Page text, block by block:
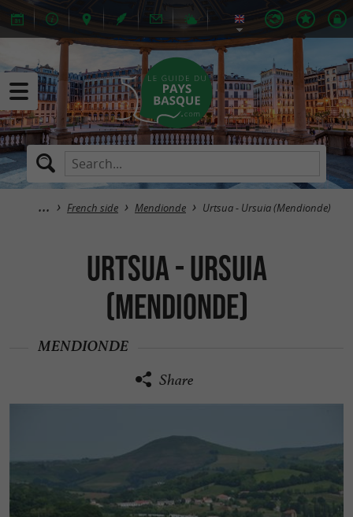
French side Mendionde Urtsua - Ursuia (Mendionde)
Urtsua - Ursuia
(Mendionde)
MENDIONDE
Share